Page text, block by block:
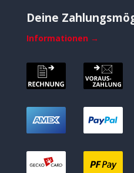
Deine
Informationen →